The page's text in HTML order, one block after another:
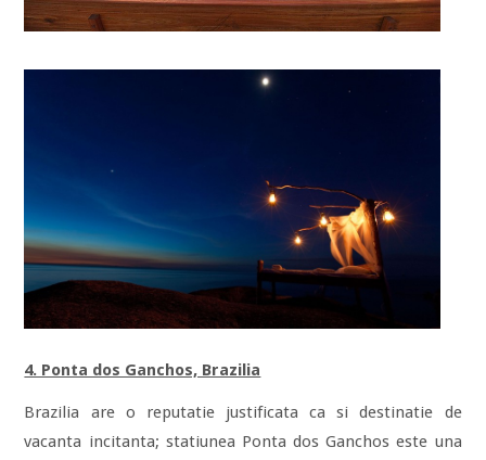
4. Ponta dos Ganchos, Brazilia
Brazilia are o reputatie justificata ca si destinatie de
vacanta incitanta; statiunea Ponta dos Ganchos este una